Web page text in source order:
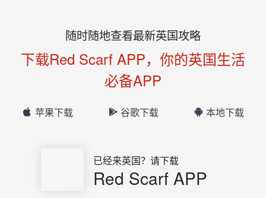
随时随地查看最新英国攻略
下载Red Scarf APP，你的英国生活
必备APP
苹果下载 谷歌下载 本地下载
已经来英国？请下载
Red Scarf APP